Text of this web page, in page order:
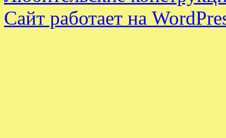
Сайт работает на